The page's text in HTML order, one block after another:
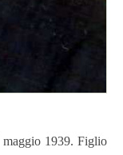
1939. Figlio